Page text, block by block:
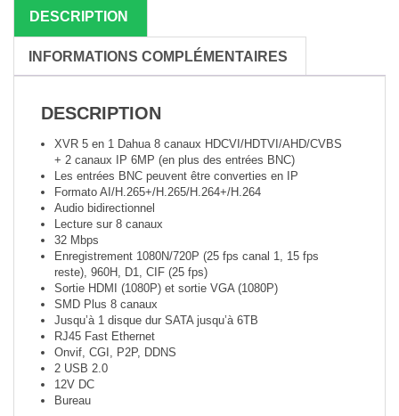
2
CANAUX
DESCRIPTION
INFORMATIONS COMPLÉMENTAIRES
DESCRIPTION
XVR 5 en 1 Dahua 8 canaux HDCVI/HDTVI/AHD/CVBS
+ 2 canaux IP 6MP (en plus des entrées BNC)
Les entrées BNC peuvent être converties en IP
Formato AI/H.265+/H.265/H.264+/H.264
Audio bidirectionnel
Lecture sur 8 canaux
32 Mbps
Enregistrement 1080N/720P (25 fps canal 1, 15 fps
reste), 960H, D1, CIF (25 fps)
Sortie HDMI (1080P) et sortie VGA (1080P)
SMD Plus 8 canaux
Jusqu’à 1 disque dur SATA jusqu’à 6TB
RJ45 Fast Ethernet
Onvif, CGI, P2P, DDNS
2 USB 2.0
12V DC
Bureau